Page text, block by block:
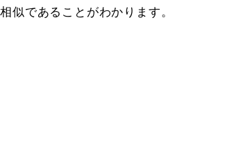
似であることがわかります。